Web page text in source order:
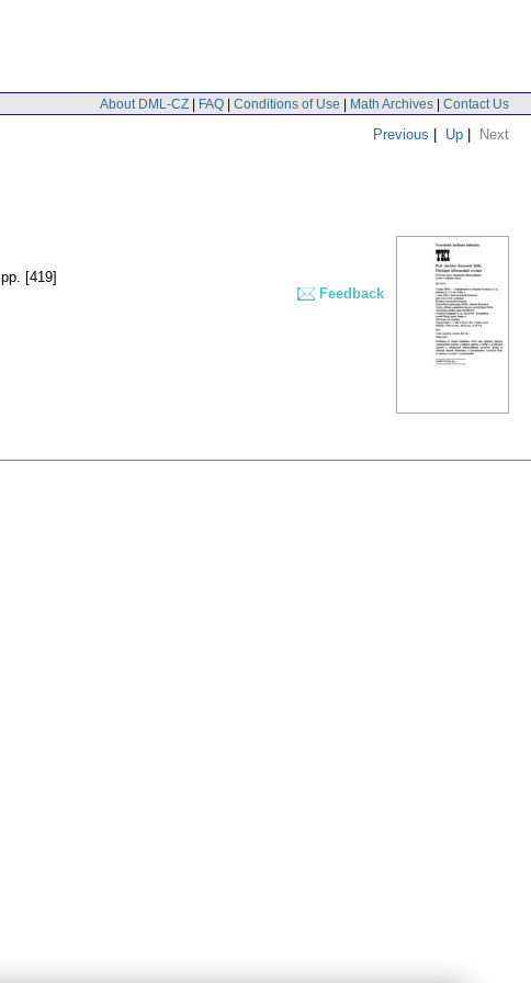
About DML-CZ | FAQ | Conditions of Use | Math Archives | Contact Us
Previous | Up | Next
pp. [419]
Feedback